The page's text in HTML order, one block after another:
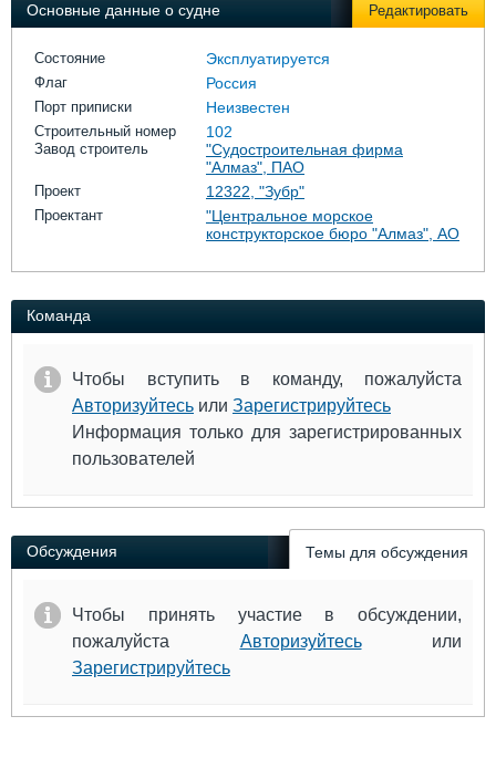
Основные данные о судне Редактировать
Состояние Эксплуатируется
Флаг Россия
Порт приписки Неизвестен
Строительный номер 102
Завод строитель
"Судостроительная фирма
"Алмаз", ПАО
Проект 12322, "Зубр"
Проектант
"Центральное морское
конструкторское бюро "Алмаз", АО
Команда
Чтобы вступить в команду, пожалуйста
Авторизуйтесь или Зарегистрируйтесь
Информация только для зарегистрированных
пользователей
Обсуждения Темы для обсуждения
Чтобы принять участие в обсуждении,
пожалуйста Авторизуйтесьили
Зарегистрируйтесь